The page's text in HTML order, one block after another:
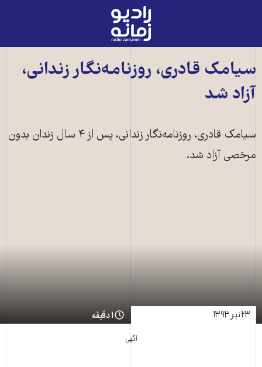
رادیو
زمانه
صفحه
سيامک قادری، روزنامه‌نگار زندانی،
آزاد شد
سيامک قادری، روزنامه‌نگار زندانی، پس از ۴ سال زندان بدون
مرخصی آزاد شد.
۲۳ تیر ۱۳۹۳ ۱ دقیقه
آگهی